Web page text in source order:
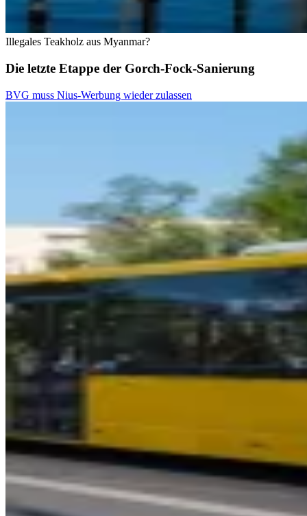
Illegales Teakholz aus Myanmar?
Die letzte Etappe der Gorch-Fock-Sanierung
BVG muss Nius-Werbung wieder zulassen